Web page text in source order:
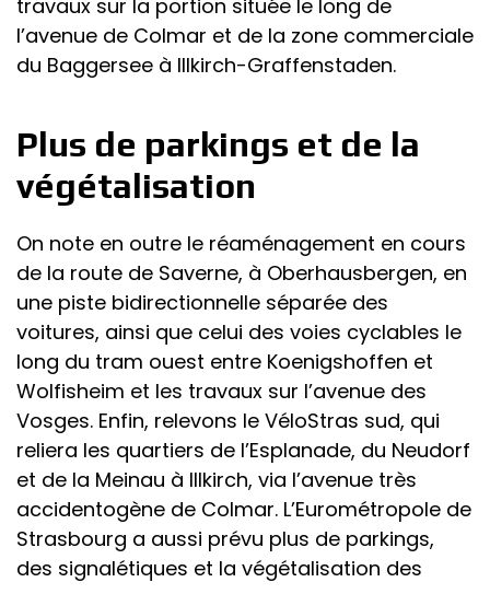
travaux sur la portion située le long de
l’avenue de Colmar et de la zone commerciale
du Baggersee à Illkirch-Graffenstaden.
Plus de parkings et de la
végétalisation
On note en outre le réaménagement en cours
de la route de Saverne, à Oberhausbergen, en
une piste bidirectionnelle séparée des
voitures, ainsi que celui des voies cyclables le
long du tram ouest entre Koenigshoffen et
Wolfisheim et les travaux sur l’avenue des
Vosges. Enfin, relevons le VéloStras sud, qui
reliera les quartiers de l’Esplanade, du Neudorf
et de la Meinau à Illkirch, via l’avenue très
accidentogène de Colmar. L’Eurométropole de
Strasbourg a aussi prévu plus de parkings,
des signalétiques et la végétalisation des